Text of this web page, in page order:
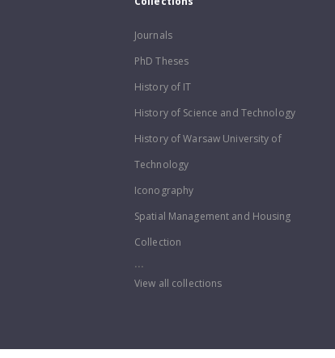
Journals
PhD Theses
History of IT
History of Science and Technology
History of Warsaw University of
Technology
Iconography
Spatial Management and Housing
Collection
...
View all collections